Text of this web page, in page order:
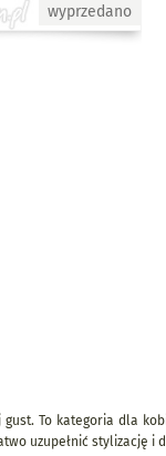
wyprzedano
To kategoria dla
uzupełnić stylizację i